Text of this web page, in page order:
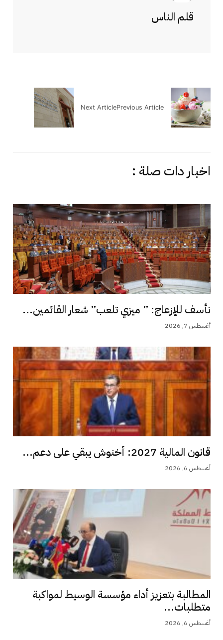
قلم الناس
Previous Article
Next Article
اخبار دات صلة :
نأسف للإزعاج: ” ميزي تلعب” شعار القائمين...
أغسطس 7, 2026
قانون المالية 2027: أخنوش يبقي على دعم...
أغسطس 6, 2026
المطالبة بتعزيز أداء مؤسسة الوسيط لمواكبة
متطلبات...
أغسطس 6, 2026